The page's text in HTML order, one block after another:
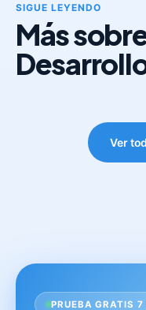
SIGUE LEYENDO
Más
Ver
PRUEBA GRATIS 7